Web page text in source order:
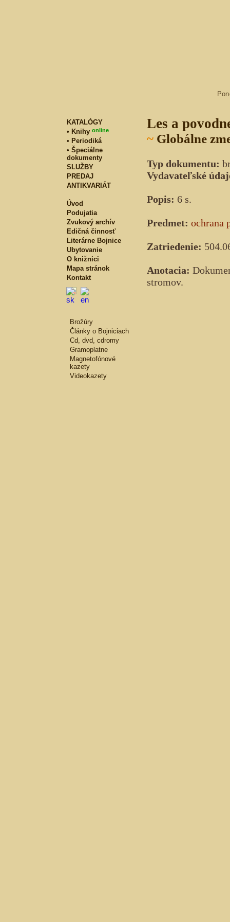
KATALÓGY
• Knihy online
• Periodiká
• Špeciálne
dokumenty
SLUŽBY
PREDAJ
ANTIKVARIÁT
Úvod
Podujatia
Zvukový archív
Edičná činnosť
Literárne Bojnice
Ubytovanie
O knižnici
Mapa stránok
Kontakt
Brožúry
Články o Bojniciach
Cd, dvd, cdromy
Gramoplatne
Magnetofónové
kazety
Videokazety
Les a
~ Globálne
Typ dokumentu:
Vydavateľské
Popis: 6 s.
Predmet: ochrana
Zatriedenie:
Anotacia:
stromov.